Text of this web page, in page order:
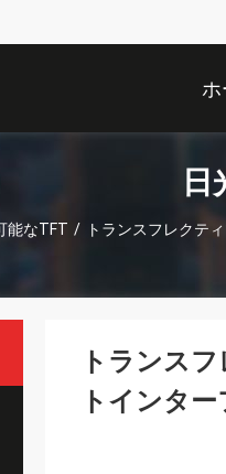
ホ
能なTFT /
トランスフレクテ
トランス
トインタ